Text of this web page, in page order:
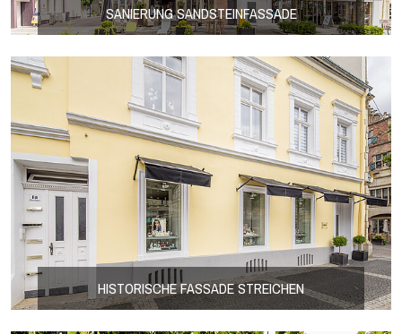
SANIERUNG SANDSTEINFASSADE
HISTORISCHE FASSADE STREICHEN